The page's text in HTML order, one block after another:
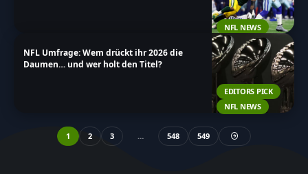
NFL NEWS
EDITORS PICK
NFL NEWS
NFL Umfrage: Wem drückt ihr 2026 die
Daumen… und wer holt den Titel?
1 2 3 … 548 549